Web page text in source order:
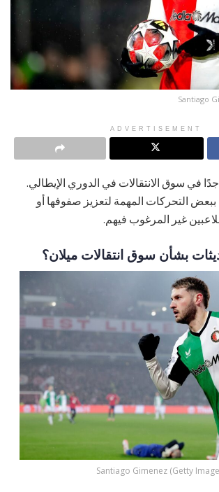
Santiago
ADVERTISEMENT
في سوق الانتقالات في الدوري الإيطالي.
ببعض التحركات المهمة لتعزيز صفوفها أو
غير المرغوب فيهم.
بشأن سوق انتقالات ميلان؟
Santiago Gimenez (Getty